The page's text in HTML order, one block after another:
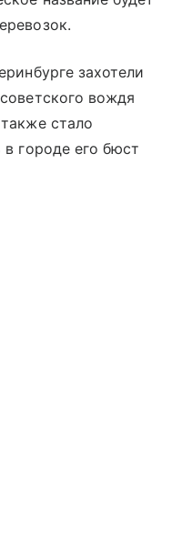
захотели
вождя
стало
в городе его бюст